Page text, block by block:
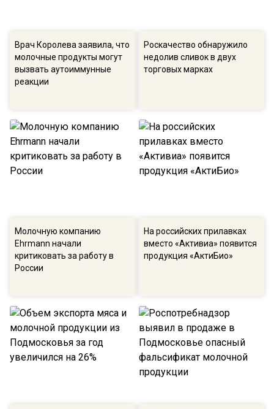
Врач Королева заявила, что
молочные продукты могут
вызвать аутоиммунные
реакции
Роскачество обнаружило
недолив сливок в двух
торговых марках
Молочную компанию
Ehrmann начали
критиковать за работу в
России
На российских прилавках
вместо «Активиа» появится
продукция «АктиБио»